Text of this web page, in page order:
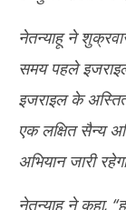
नेतन्याहू ने
समय पहले
इजराइल के
एक लक्षित सैन्य
अभियान जारी
नेतन्याहू ने कहा,